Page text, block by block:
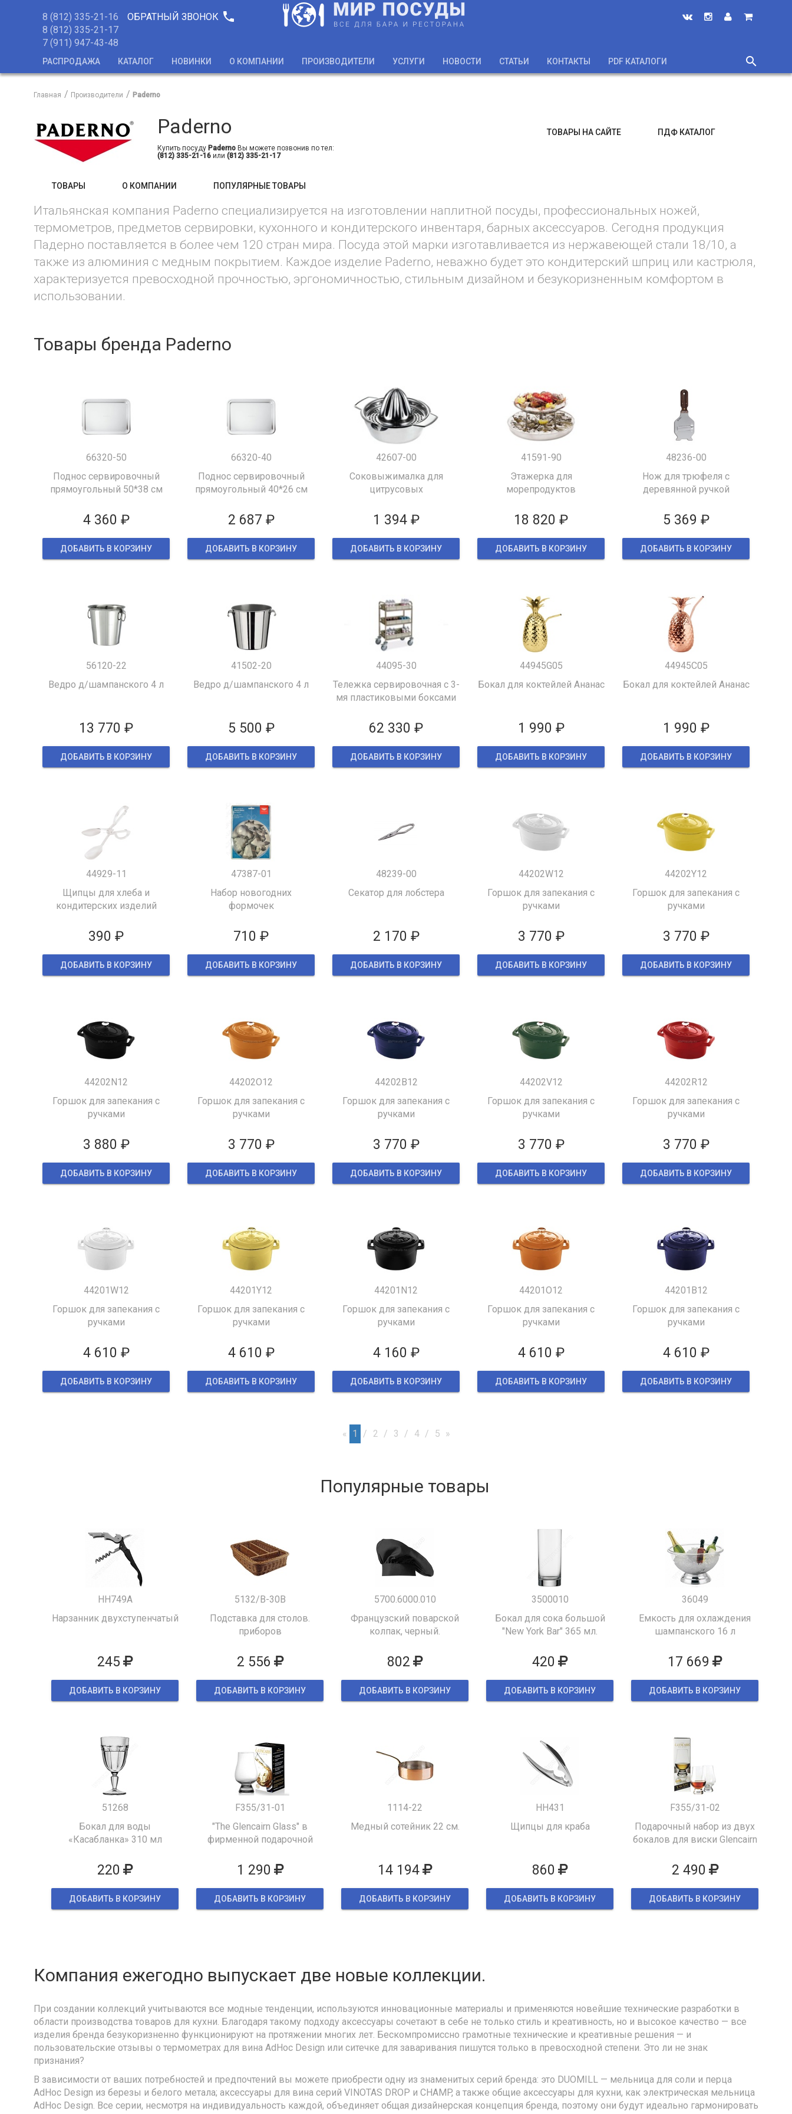
8 (812) 335-21-16
8 (812) 335-21-17
7 (911) 947-43-48
ОБРАТНЫЙ ЗВОНОК phone
РАСПРОДАЖА КАТАЛОГ НОВИНКИ О КОМПАНИИ ПРОИЗВОДИТЕЛИ УСЛУГИ НОВОСТИ СТАТЬИ КОНТАКТЫ PDF КАТАЛОГИ
search
close
Главная Производители Paderno
Paderno
Купить посуду Paderno Вы можете позвонив по тел:
(812) 335-21-16 или (812) 335-21-17
ТОВАРЫ НА САЙТЕ ПДФ КАТАЛОГ
ТОВАРЫ О КОМПАНИИ ПОПУЛЯРНЫЕ ТОВАРЫ
Итальянская компания Paderno специализируется на изготовлении наплитной посуды, профессиональных ножей,
термометров, предметов сервировки, кухонного и кондитерского инвентаря, барных аксессуаров. Сегодня продукция
Падерно поставляется в более чем 120 стран мира. Посуда этой марки изготавливается из нержавеющей стали 18/10, а
также из алюминия с медным покрытием. Каждое изделие Paderno, неважно будет это кондитерский шприц или кастрюля,
характеризуется превосходной прочностью, эргономичностью, стильным дизайном и безукоризненным комфортом в
использовании.
Товары бренда Paderno
66320-50
Поднос сервировочный
прямоугольный 50*38 см
4 360 ₽
ДОБАВИТЬ В КОРЗИНУ
66320-40
Поднос сервировочный
прямоугольный 40*26 см
2 687 ₽
ДОБАВИТЬ В КОРЗИНУ
42607-00
Соковыжималка для
цитрусовых
1 394 ₽
ДОБАВИТЬ В КОРЗИНУ
41591-90
Этажерка для
морепродуктов
18 820 ₽
ДОБАВИТЬ В КОРЗИНУ
48236-00
Нож для трюфеля с
деревянной ручкой
5 369 ₽
ДОБАВИТЬ В КОРЗИНУ
56120-22
Ведро д/шампанского 4 л
13 770 ₽
ДОБАВИТЬ В КОРЗИНУ
41502-20
Ведро д/шампанского 4 л
5 500 ₽
ДОБАВИТЬ В КОРЗИНУ
44095-30
Тележка сервировочная с 3-
мя пластиковыми боксами
62 330 ₽
ДОБАВИТЬ В КОРЗИНУ
44945G05
Бокал для коктейлей Ананас
1 990 ₽
ДОБАВИТЬ В КОРЗИНУ
44945C05
Бокал для коктейлей Ананас
1 990 ₽
ДОБАВИТЬ В КОРЗИНУ
44929-11
Щипцы для хлеба и
кондитерских изделий
390 ₽
ДОБАВИТЬ В КОРЗИНУ
47387-01
Набор новогодних
формочек
710 ₽
ДОБАВИТЬ В КОРЗИНУ
48239-00
Секатор для лобстера
2 170 ₽
ДОБАВИТЬ В КОРЗИНУ
44202W12
Горшок для запекания с
ручками
3 770 ₽
ДОБАВИТЬ В КОРЗИНУ
44202Y12
Горшок для запекания с
ручками
3 770 ₽
ДОБАВИТЬ В КОРЗИНУ
44202N12
Горшок для запекания с
ручками
3 880 ₽
ДОБАВИТЬ В КОРЗИНУ
44202O12
Горшок для запекания с
ручками
3 770 ₽
ДОБАВИТЬ В КОРЗИНУ
44202B12
Горшок для запекания с
ручками
3 770 ₽
ДОБАВИТЬ В КОРЗИНУ
44202V12
Горшок для запекания с
ручками
3 770 ₽
ДОБАВИТЬ В КОРЗИНУ
44202R12
Горшок для запекания с
ручками
3 770 ₽
ДОБАВИТЬ В КОРЗИНУ
44201W12
Горшок для запекания с
ручками
4 610 ₽
ДОБАВИТЬ В КОРЗИНУ
44201Y12
Горшок для запекания с
ручками
4 610 ₽
ДОБАВИТЬ В КОРЗИНУ
44201N12
Горшок для запекания с
ручками
4 160 ₽
ДОБАВИТЬ В КОРЗИНУ
44201O12
Горшок для запекания с
ручками
4 610 ₽
ДОБАВИТЬ В КОРЗИНУ
44201B12
Горшок для запекания с
ручками
4 610 ₽
ДОБАВИТЬ В КОРЗИНУ
« 1 2 3 4 5 »
Популярные товары
HH749A
Нарзанник двухступенчатый
245
ДОБАВИТЬ В КОРЗИНУ
5132/B-30B
Подставка для столов.
приборов
2 556
ДОБАВИТЬ В КОРЗИНУ
5700.6000.010
Французский поварской
колпак, черный.
802
ДОБАВИТЬ В КОРЗИНУ
3500010
Бокал для сока большой
"New York Bar" 365 мл.
420
ДОБАВИТЬ В КОРЗИНУ
36049
Емкость для охлаждения
шампанского 16 л
17 669
ДОБАВИТЬ В КОРЗИНУ
51268
Бокал для воды
«Касабланка» 310 мл
220
ДОБАВИТЬ В КОРЗИНУ
F355/31-01
"The Glencairn Glass" в
фирменной подарочной
1 290
ДОБАВИТЬ В КОРЗИНУ
1114-22
Медный сотейник 22 см.
14 194
ДОБАВИТЬ В КОРЗИНУ
HH431
Щипцы для краба
860
ДОБАВИТЬ В КОРЗИНУ
F355/31-02
Подарочный набор из двух
бокалов для виски Glencairn
2 490
ДОБАВИТЬ В КОРЗИНУ
Компания ежегодно выпускает две новые коллекции.
При создании коллекций учитываются все модные тенденции, используются инновационные материалы и применяются новейшие технические разработки в
области производства товаров для кухни. Благодаря такому подходу аксессуары сочетают в себе не только стиль и креативность, но и высокое качество — все
изделия бренда безукоризненно функционируют на протяжении многих лет. Бескомпромиссно грамотные технические и креативные решения — и
пользовательские отзывы о термометрах для вина AdHoc Design или ситечке для заваривания пишутся только в превосходной степени. Это ли не знак
признания?
В зависимости от ваших потребностей и предпочтений вы можете приобрести одну из знаменитых серий бренда: это DUOMILL — мельница для соли и перца
AdHoc Design из березы и белого метала; аксессуары для вина серий VINOTAS DROP и CHAMP, а также общие аксессуары для кухни, как электрическая мельница
AdHoc Design. Все серии, несмотря на индивидуальность каждой, объединяет общая дизайнерская концепция бренда, поэтому они будут идеально гармонировать